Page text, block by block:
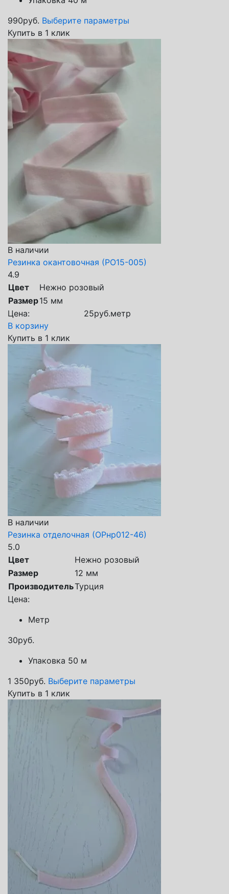
990руб. Выберите параметры
Купить в 1 клик
В наличии
Резинка окантовочная (РО15-005)
4.9
Цвет
Нежно розовый
Размер15 мм
Цена:
25руб.метр
В корзину
Купить в 1 клик
В наличии
Резинка отделочная (ОРнр012-46)
5.0
Цвет
Нежно розовый
Размер
12 мм
ПроизводительТурция
Цена:
Метр
30руб.
Упаковка 50 м
1 350руб. Выберите параметры
Купить в 1 клик